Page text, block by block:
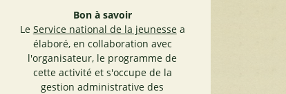
Bon à savoir
Le Service national de la jeunessea
élaboré, en collaboration avec
l'organisateur, le programme de
cette activité et s'occupe de la
gestion administrative des